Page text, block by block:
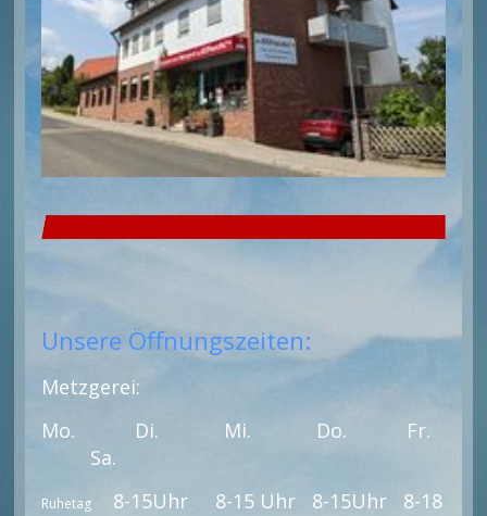
Unsere Öffnungszeiten:
Metzgerei:
Mo. Di. Mi. Do. Fr.
Sa.
Ruhetag
8-15Uhr 8-15 Uhr 8-15Uhr 8-18